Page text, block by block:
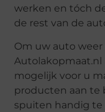
werken en tóch
de rest van de
Om uw auto
Autolakopmaat.nl
mogelijk voor u
producten aan te
spuiten handig te